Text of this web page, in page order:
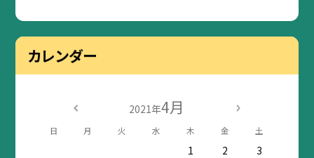
カレンダー
2021年4月
日 月 火 水 木 金 土
1 2
3